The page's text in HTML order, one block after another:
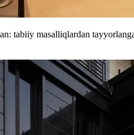
tabiiy masalliqlardan